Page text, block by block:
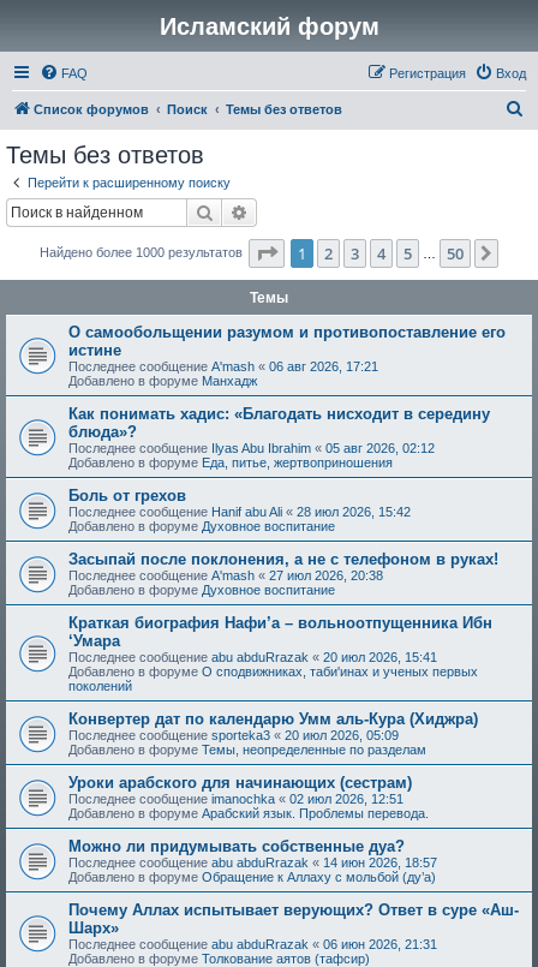
Исламский форум
FAQ Вход
Регистрация
Список форумов Поиск Темы без ответов
Темы без ответов
Перейти к расширенному поиску
Поиск
Найдено более 1000 результатов Страница из 50
1 2 3 4 5 50
Темы
О самообольщении разумом и противопоставление его
истине
Последнее сообщение A'mash « 06 авг 2026, 17:21
Добавлено в форуме Манхадж
Как понимать хадис: «Благодать нисходит в середину
блюда»?
Последнее сообщение Ilyas Abu Ibrahim « 05 авг 2026, 02:12
Добавлено в форуме Еда, питье, жертвоприношения
Боль от грехов
Последнее сообщение Hanif abu Ali « 28 июл 2026, 15:42
Добавлено в форуме Духовное воспитание
Засыпай после поклонения, а не с телефоном в руках!
Последнее сообщение A'mash « 27 июл 2026, 20:38
Добавлено в форуме Духовное воспитание
Краткая биография Нафи’а – вольноотпущенника Ибн
‘Умара
Последнее сообщение abu abduRrazak « 20 июл 2026, 15:41
Добавлено в форуме О сподвижниках, таби'инах и ученых первых
поколений
Конвертер дат по календарю Умм аль-Кура (Хиджра)
Последнее сообщение sporteka3 « 20 июл 2026, 05:09
Добавлено в форуме Темы, неопределенные по разделам
Уроки арабского для начинающих (сестрам)
Последнее сообщение imanochka « 02 июл 2026, 12:51
Добавлено в форуме Арабский язык. Проблемы перевода.
Можно ли придумывать собственные дуа?
Последнее сообщение abu abduRrazak « 14 июн 2026, 18:57
Добавлено в форуме Обращение к Аллаху с мольбой (ду’а)
Почему Аллах испытывает верующих? Ответ в суре «Аш-
Шарх»
Последнее сообщение abu abduRrazak « 06 июн 2026, 21:31
Добавлено в форуме Толкование аятов (тафсир)